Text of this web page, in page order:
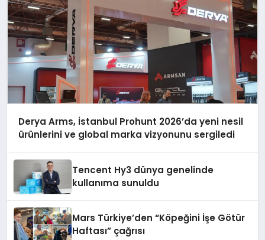
Derya Arms, İstanbul Prohunt 2026’da yeni nesil
ürünlerini ve global marka vizyonunu sergiledi
Tencent Hy3 dünya genelinde
kullanıma sunuldu
Mars Türkiye’den “Köpeğini İşe Götür
Haftası” çağrısı